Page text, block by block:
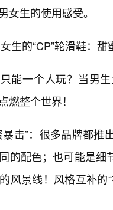
女生的使用感受。
生的“CP”轮滑鞋：
能一个人玩？当男
燃整个世界！
暴击”：很多品牌都
的配色；也可能是
风景线！风格互补